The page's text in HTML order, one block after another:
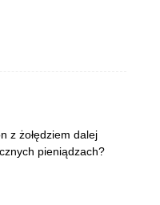
z żołędziem dalej
pieniądzach?